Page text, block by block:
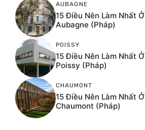
AUBAGNE
15 Điều Nên Làm Nhất Ở
Aubagne (Pháp)
POISSY
15 Điều Nên Làm Nhất Ở
Poissy (Pháp)
CHAUMONT
15 Điều Nên Làm Nhất Ở
Chaumont (Pháp)